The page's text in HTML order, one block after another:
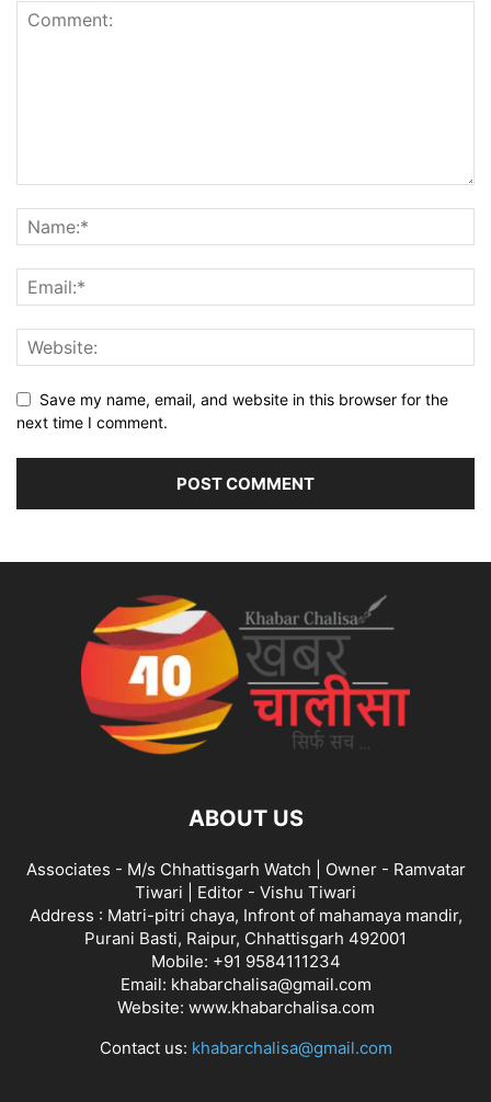
Save my name, email, and website in this browser for the
next time I comment.
ABOUT US
Associates - M/s Chhattisgarh Watch | Owner - Ramvatar
Tiwari | Editor - Vishu Tiwari
Address : Matri-pitri chaya, Infront of mahamaya mandir,
Purani Basti, Raipur, Chhattisgarh 492001
Mobile: +91 9584111234
Email: khabarchalisa@gmail.com
Website: www.khabarchalisa.com
Contact us: khabarchalisa@gmail.com